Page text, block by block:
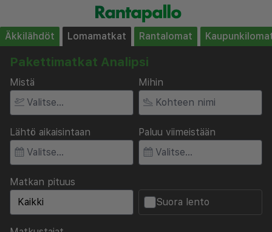
Äkkilähdöt Lomamatkat Rantalomat
Pakettimatkat Analipsi
Mistä Mihin
Lähtö aikaisintaan Paluu viimeistään
Matkan pituus
Suora lento